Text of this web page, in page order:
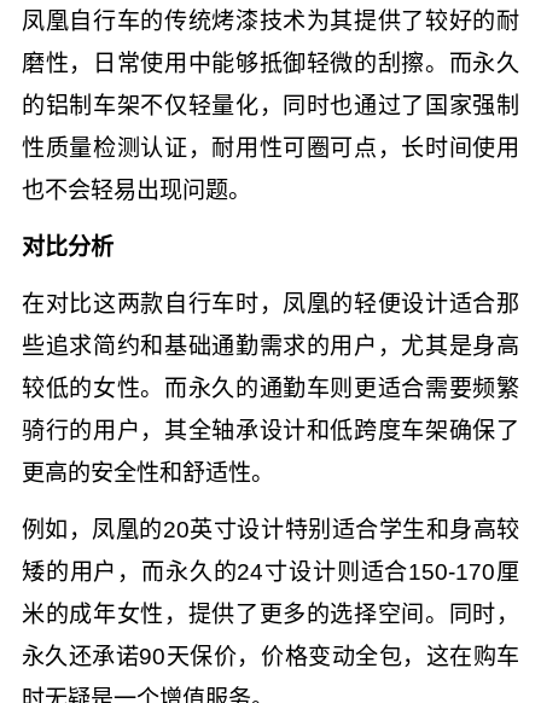
凤凰自行车的传统烤漆技术为其提供了较好的耐
磨性，日常使用中能够抵御轻微的刮擦。而永久
的铝制车架不仅轻量化，同时也通过了国家强制
性质量检测认证，耐用性可圈可点，长时间使用
也不会轻易出现问题。
对比分析
在对比这两款自行车时，凤凰的轻便设计适合那
些追求简约和基础通勤需求的用户，尤其是身高
较低的女性。而永久的通勤车则更适合需要频繁
骑行的用户，其全轴承设计和低跨度车架确保了
更高的安全性和舒适性。
例如，凤凰的20英寸设计特别适合学生和身高较
矮的用户，而永久的24寸设计则适合150-170厘
米的成年女性，提供了更多的选择空间。同时，
永久还承诺90天保价，价格变动全包，这在购车